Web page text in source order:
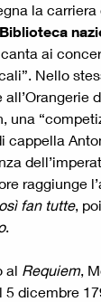
la carriera
ai
Nello
all’Orangerie
una
cappella
raggiunge
fan tutte,
.
al Requiem,
dicembre